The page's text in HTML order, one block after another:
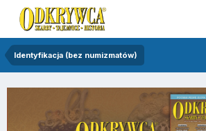
Identyfikacja (bez numizmatów)